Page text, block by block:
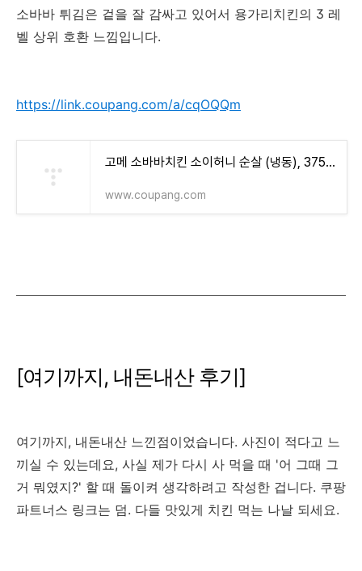
소바바 튀김은 겉을 잘 감싸고 있어서 용가리치킨의 3 레
벨 상위 호환 느낌입니다.
https://link.coupang.com/a/cqOQQm
고메 소바바치킨 소이허니 순살 (냉동), 375g, 1개 - 치킨/너겟 | 쿠팡
www.coupang.com
[여기까지, 내돈내산 후기]
여기까지, 내돈내산 느낀점이었습니다. 사진이 적다고 느
끼실 수 있는데요, 사실 제가 다시 사 먹을 때 '어 그때 그
거 뭐였지?' 할 때 돌이켜 생각하려고 작성한 겁니다. 쿠팡
파트너스 링크는 덤. 다들 맛있게 치킨 먹는 나날 되세요.